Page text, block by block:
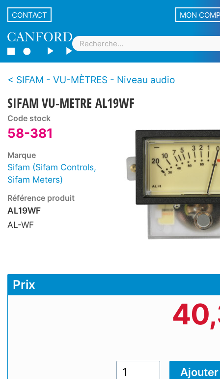
CONTACT MON
SIFAM - VU-MÈTRES - Niveau audio
SIFAM VU-METRE AL19WF
Code stock
58-381
Marque
Sifam (Sifam Controls,
Sifam Meters)
Référence produit
AL19WF
AL-WF
Prix